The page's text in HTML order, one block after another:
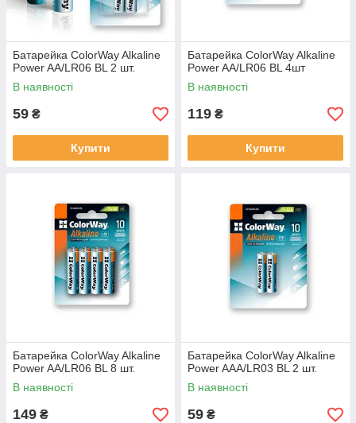
Батарейка ColorWay Alkaline
Power AA/LR06 BL 2 шт.
В наявності
59 ₴
Купити
Батарейка ColorWay Alkaline
Power AA/LR06 BL 4шт
В наявності
119 ₴
Купити
Батарейка ColorWay Alkaline
Power AA/LR06 BL 8 шт.
В наявності
149 ₴
Батарейка ColorWay Alkaline
Power AAA/LR03 BL 2 шт.
В наявності
59 ₴